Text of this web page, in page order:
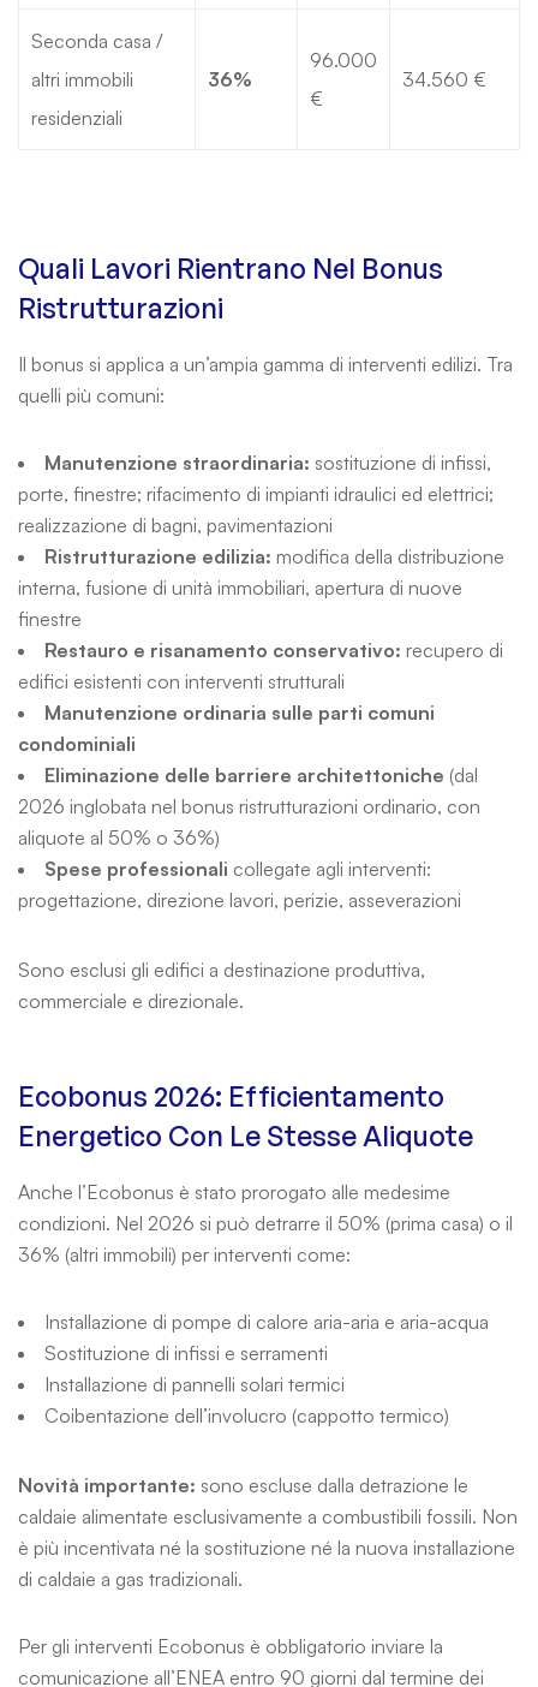
Seconda casa /
altri immobili
residenziali
36%
96.000
€
34.560 €
Quali Lavori Rientrano Nel Bonus
Ristrutturazioni
Il bonus si applica a un’ampia gamma di interventi edilizi. Tra
quelli più comuni:
Manutenzione straordinaria: sostituzione di infissi,
porte, finestre; rifacimento di impianti idraulici ed elettrici;
realizzazione di bagni, pavimentazioni
Ristrutturazione edilizia: modifica della distribuzione
interna, fusione di unità immobiliari, apertura di nuove
finestre
Restauro e risanamento conservativo: recupero di
edifici esistenti con interventi strutturali
Manutenzione ordinaria sulle parti comuni
condominiali
Eliminazione delle barriere architettoniche (dal
2026 inglobata nel bonus ristrutturazioni ordinario, con
aliquote al 50% o 36%)
Spese professionali collegate agli interventi:
progettazione, direzione lavori, perizie, asseverazioni
Sono esclusi gli edifici a destinazione produttiva,
commerciale e direzionale.
Ecobonus 2026: Efficientamento
Energetico Con Le Stesse Aliquote
Anche l’Ecobonus è stato prorogato alle medesime
condizioni. Nel 2026 si può detrarre il 50% (prima casa) o il
36% (altri immobili) per interventi come:
Installazione di pompe di calore aria-aria e aria-acqua
Sostituzione di infissi e serramenti
Installazione di pannelli solari termici
Coibentazione dell’involucro (cappotto termico)
Novità importante: sono escluse dalla detrazione le
caldaie alimentate esclusivamente a combustibili fossili. Non
è più incentivata né la sostituzione né la nuova installazione
di caldaie a gas tradizionali.
Per gli interventi Ecobonus è obbligatorio inviare la
comunicazione all’ENEA entro 90 giorni dal termine dei